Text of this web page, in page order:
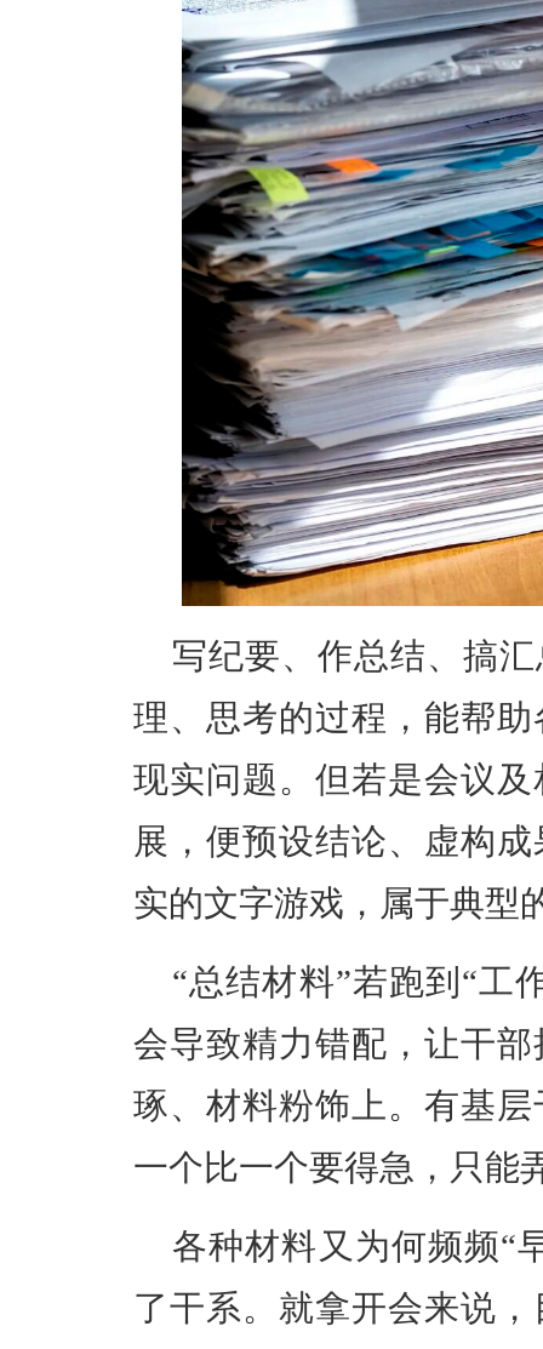
写纪要、作总结、搞
理、思考的过程，能帮
现实问题。但若是会议
展，便预设结论、虚构
实的文字游戏，属于典型
“总结材料”若跑到“工
会导致精力错配，让干
琢、材料粉饰上。有基
一个比一个要得急，只能
各种材料又为何频频“
了干系。 就拿开会来说